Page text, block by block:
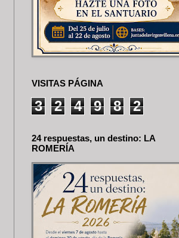
VISITAS PÁGINA
3 2 4 9 8 2
24 respuestas, un destino: LA
ROMERÍA